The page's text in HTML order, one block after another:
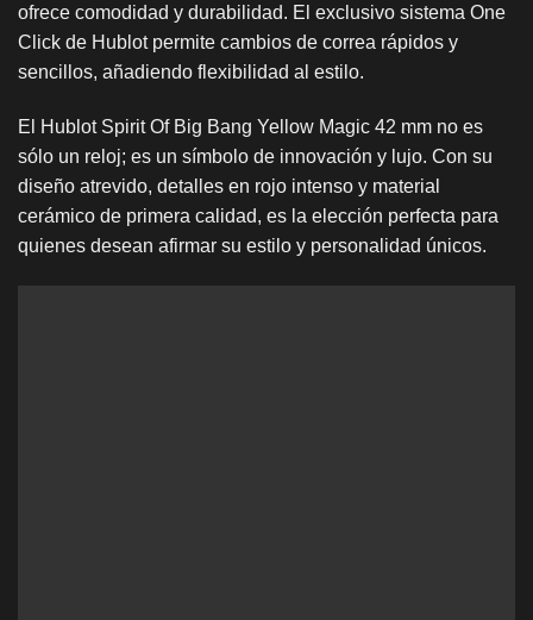
ofrece comodidad y durabilidad. El exclusivo sistema One
Click de Hublot permite cambios de correa rápidos y
sencillos, añadiendo flexibilidad al estilo.
El Hublot Spirit Of Big Bang Yellow Magic 42 mm no es
sólo un reloj; es un símbolo de innovación y lujo. Con su
diseño atrevido, detalles en rojo intenso y material
cerámico de primera calidad, es la elección perfecta para
quienes desean afirmar su estilo y personalidad únicos.